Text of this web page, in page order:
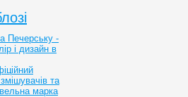
Печерську -
і дизайн в
та
марка